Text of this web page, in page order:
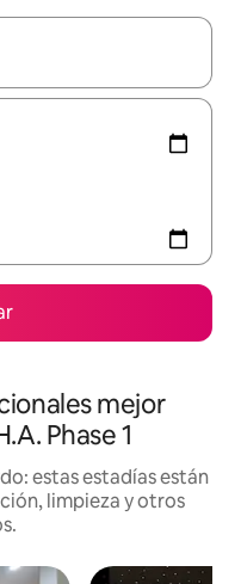
navega con las
mejor
Phase 1
estas estadías están
limpieza y otros